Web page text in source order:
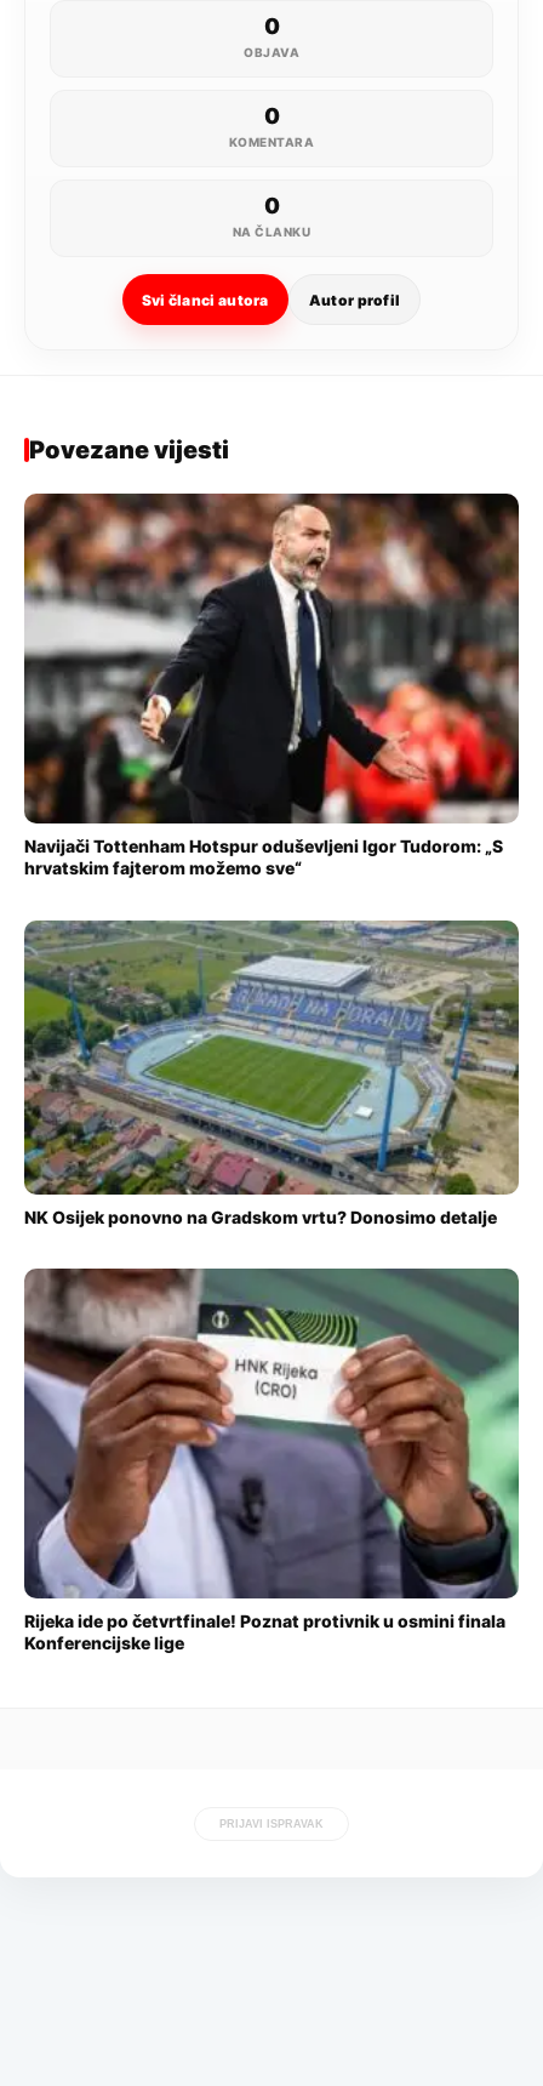
0
OBJAVA
0
KOMENTARA
0
NA ČLANKU
Svi članci autora Autor profil
Povezane vijesti
Navijači Tottenham Hotspur oduševljeni Igor Tudorom: „S
hrvatskim fajterom možemo sve“
NK Osijek ponovno na Gradskom vrtu? Donosimo detalje
Rijeka ide po četvrtfinale! Poznat protivnik u osmini finala
Konferencijske lige
PRIJAVI ISPRAVAK